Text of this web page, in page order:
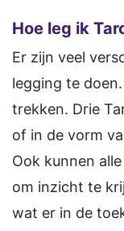
Hoe leg ik
Er zijn veel
legging te
trekken. Drie
of in de vorm
Ook kunnen
om inzicht te
wat er in de